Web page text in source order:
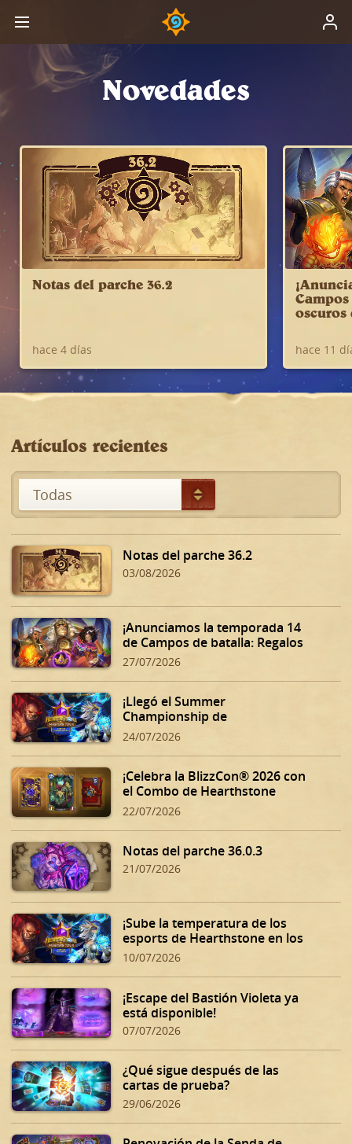
Novedades
Notas del parche 36.2
hace 4 días
oscuros
hace 11
Artículos recientes
Notas del parche 36.2
03/08/2026
¡Anunciamos la temporada 14
de Campos de batalla: Regalos
oscuros de Dalaran!
27/07/2026
¡Llegó el Summer
Championship de
Hearthstone!
24/07/2026
¡Celebra la BlizzCon® 2026 con
el Combo de Hearthstone
BlizzCon!
22/07/2026
Notas del parche 36.0.3
21/07/2026
¡Sube la temperatura de los
esports de Hearthstone en los
Summer Playoffs!
10/07/2026
¡Escape del Bastión Violeta ya
está disponible!
07/07/2026
¿Qué sigue después de las
cartas de prueba?
29/06/2026